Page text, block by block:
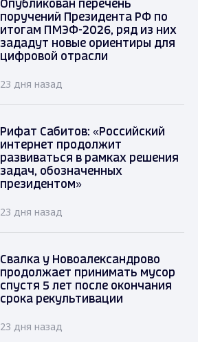
Опубликован перечень
поручений Президента РФ по
итогам ПМЭФ-2026, ряд из них
зададут новые ориентиры для
цифровой отрасли
23 дня назад
Рифат Сабитов: «Российский
интернет продолжит
развиваться в рамках решения
задач, обозначенных
президентом»
23 дня назад
Свалка у Новоалександрово
продолжает принимать мусор
спустя 5 лет после окончания
срока рекультивации
23 дня назад